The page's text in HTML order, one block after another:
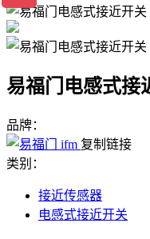
易福门电感式接
品牌：
复制链接
类别：
接近传感器
电感式接近开关